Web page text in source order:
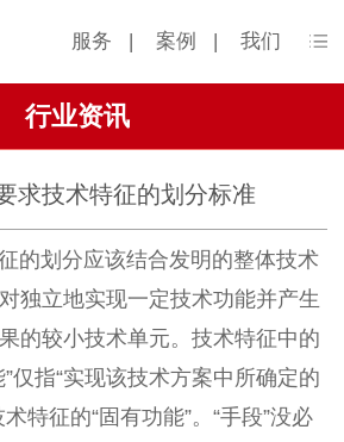
服务 | 案例 | 我们
行业资讯
求技术特征的划分标准
划分应该结合发明的整体技术
独立地实现一定技术功能并产生
的较小技术单元。技术特征中的
仅指“实现该技术方案中所确定的
特征的“固有功能”。“手段”没必